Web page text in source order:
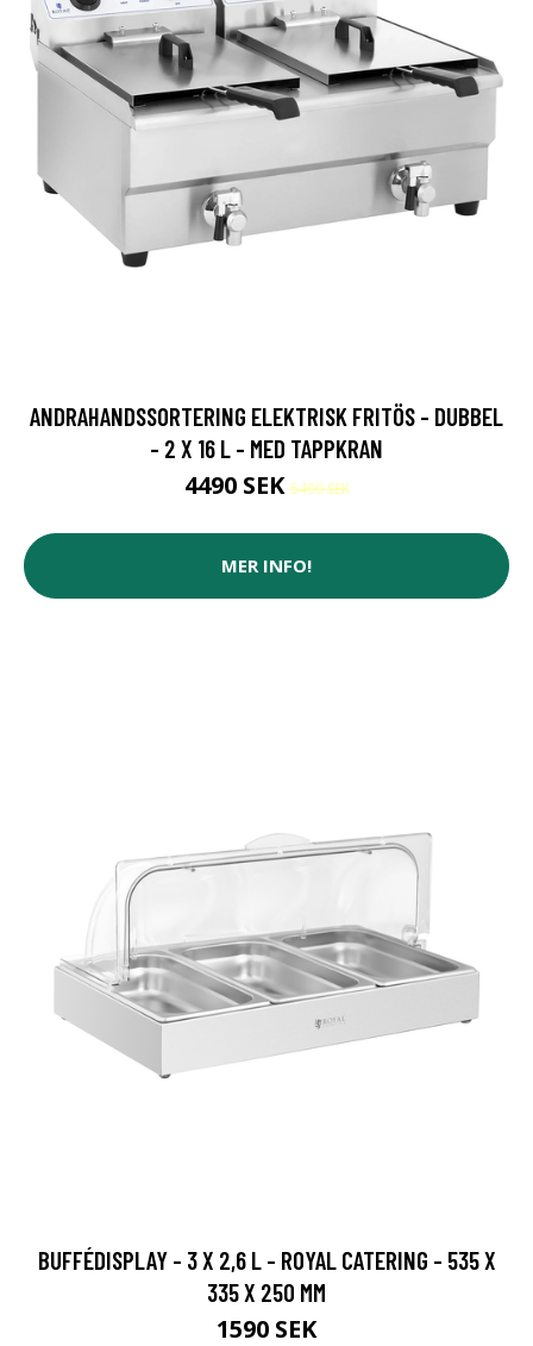
ANDRAHANDSSORTERING ELEKTRISK FRITÖS - DUBBEL
- 2 X 16 L - MED TAPPKRAN
4490 SEK5499 SEK
MER INFO!
BUFFÉDISPLAY - 3 X 2,6 L - ROYAL CATERING - 535 X
335 X 250 MM
1590 SEK